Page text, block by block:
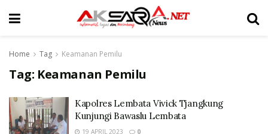
Home Tag Keamanan Pemilu
Tag: Keamanan Pemilu
Kapolres Lembata Vivick Tjangkung
Kunjungi Bawaslu Lembata
19 APRIL 2023 0